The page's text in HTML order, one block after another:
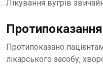
Лікування вугрів
Протипоказання
Протипоказано
лікарського засобу,